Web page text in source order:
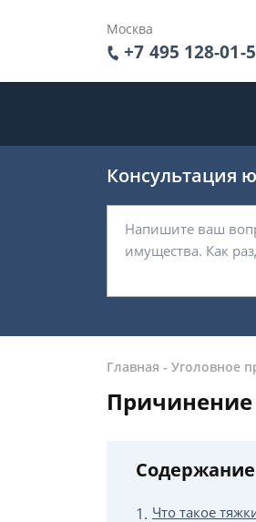
Москва
+7 495 128-01-
Консультация
Главная - Уголовное
Причинение
Содержание
Что такое